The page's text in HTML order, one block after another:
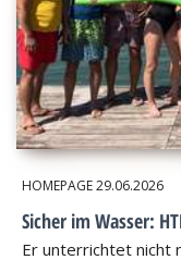
HOMEPAGE29.06.2026
Sicher im Wasser:
Er unterrichtet nicht